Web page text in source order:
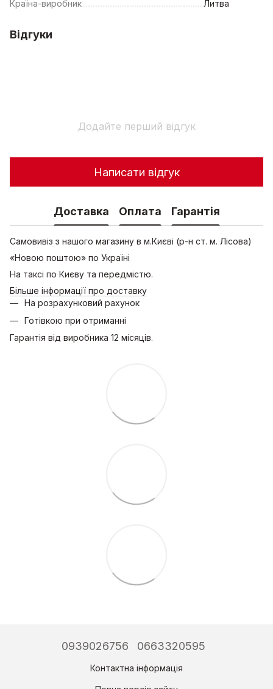
Країна-виробник Литва
Відгуки
Додайте перший відгук
Написати відгук
Доставка Оплата Гарантія
Самовивіз з нашого магазину в м.Києві (р-н ст. м. Лісова)
«Новою поштою» по Україні
На таксі по Києву та передмістю.
Більше інформації про доставку
На розрахунковий рахунок
Готівкою при отриманні
Гарантія від виробника 12 місяців.
0939026756 0663320595
Контактна інформація